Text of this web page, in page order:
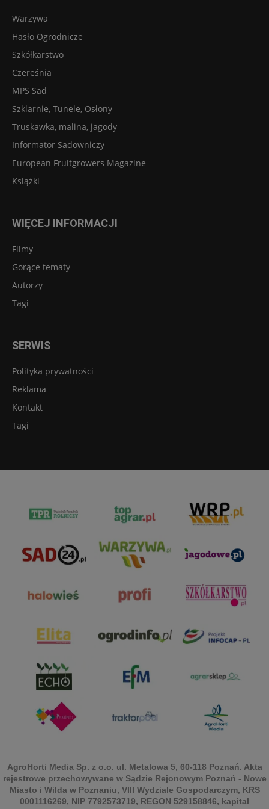
Warzywa
Hasło Ogrodnicze
Szkółkarstwo
Czereśnia
MPS Sad
Szklarnie, Tunele, Osłony
Truskawka, malina, jagody
Informator Sadowniczy
European Fruitgrowers Magazine
Książki
WIĘCEJ INFORMACJI
Filmy
Gorące tematy
Autorzy
Tagi
SERWIS
Polityka prywatności
Reklama
Kontakt
Tagi
AgroHorti Media Sp. z o.o. ul. Metalowa 5, 60-118 Poznań. Akta
rejestrowe przechowywane w Sądzie Rejonowym Poznań - Nowe
Miasto i Wilda w Poznaniu, VIII Wydziale Gospodarczym, KRS
0001116269, NIP 7792573719, REGON 529158846, kapitał